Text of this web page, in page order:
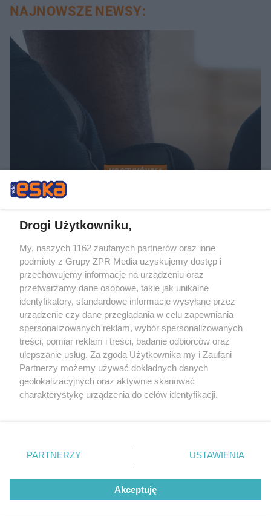
NAJNOWSZE NEWSY:
KOSZYKÓWKA
Adam Hrycaniuk kończy
karierę. „Bestia” schodzi z
parkietu po 20 latach
DOMOWE PORZĄDKI
toaletę. Rozpuszcza kamień i
osady przez noc
Drogi Użytkowniku,
My, naszych 1162 zaufanych partnerów oraz inne
podmioty z Grupy ZPR Media uzyskujemy dostęp i
przechowujemy informacje na urządzeniu oraz
przetwarzamy dane osobowe, takie jak unikalne
identyfikatory, standardowe informacje wysyłane przez
urządzenie czy dane przeglądania w celu zapewniania
spersonalizowanych reklam, wybór spersonalizowanych
treści, pomiar reklam i treści, badanie odbiorców oraz
ulepszanie usług. Za zgodą Użytkownika my i Zaufani
Partnerzy możemy używać dokładnych danych
geolokalizacyjnych oraz aktywnie skanować
charakterystykę urządzenia do celów identyfikacji.
zmienić/wycofać klikając przycisk ustawień prywatności
znajdujący się w lewym dolnym rogu strony
rodzaje przetwarzania danych nie wymagają zgody
użytkownika, ale masz prawo sprzeciwić się takiemu
przetwarzaniu. Preferencje będą miały zastosowanie tylko
PARTNERZY USTAWIENIA
Akceptuję